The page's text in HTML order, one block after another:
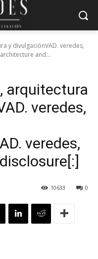
y divulgaciónVAD. veredes,
and...
arquitectura
veredes,
veredes,
0
10633